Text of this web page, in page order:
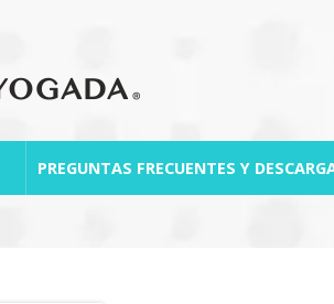
PREGUNTAS FRECUENTES Y